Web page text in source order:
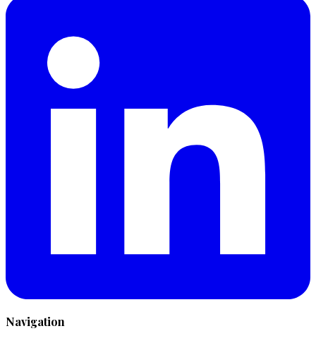
Navigation